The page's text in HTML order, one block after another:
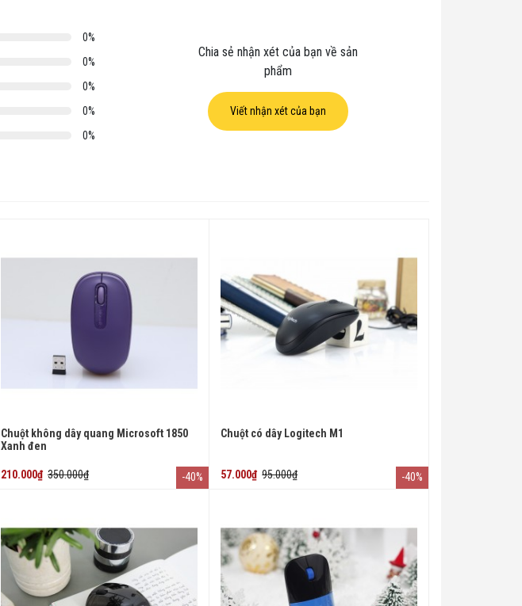
0%
0%
0%
0%
0%
Chia sẻ nhận xét của bạn về sản
phẩm
Viết nhận xét của bạn
Chuột không dây quang Microsoft 1850
Xanh đen
210.000₫ 350.000₫ -40%
Chuột có dây Logitech M1
57.000₫ 95.000₫ -40%